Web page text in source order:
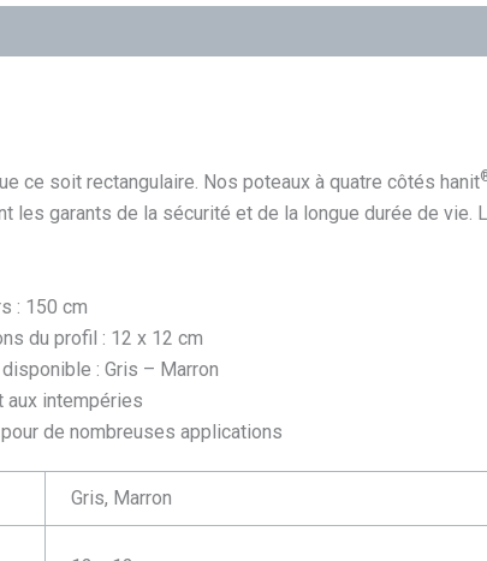
ce soit rectangulaire. Nos poteaux à quatre côtés hanit
les garants de la sécurité et de la longue durée de vie.
: 150 cm
du profil : 12 x 12 cm
: Gris – Marron
aux intempéries
de nombreuses applications
Gris, Marron